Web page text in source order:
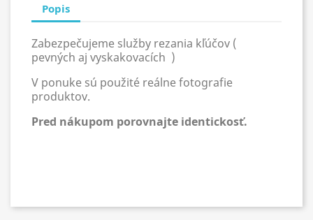
Popis
Zabezpečujeme služby rezania kľúčov (
pevných aj vyskakovacích )
V ponuke sú použité reálne fotografie
produktov.
Pred nákupom porovnajte identickosť.